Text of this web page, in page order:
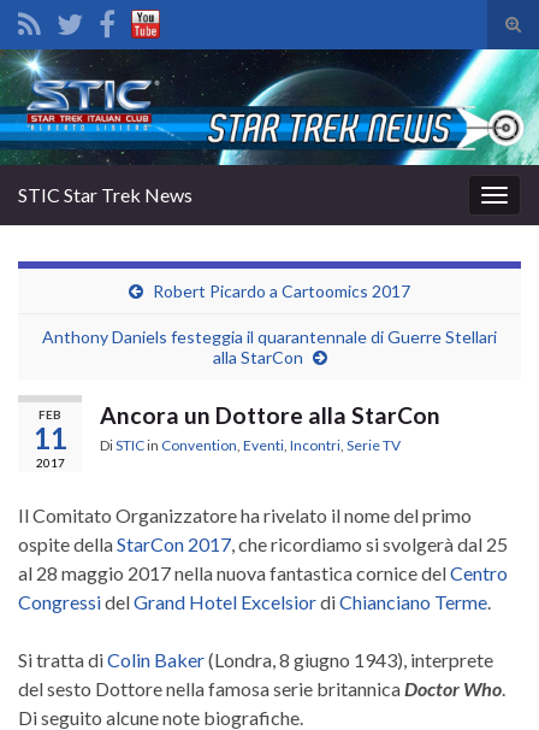
il
di
Search for:
la
STIC Star Trek News
Robert Picardo a Cartoomics 2017
Anthony Daniels festeggia il quarantennale di Guerre Stellari
alla StarCon
FEB
11
2017
Ancora un Dottore alla StarCon
DiSTICin Convention Eventi Incontri Serie TV
Il Comitato Organizzatore ha rivelato il nome del primo
ospite dellaStarCon 2017 , che ricordiamo si svolgerà dal 25
al 28 maggio 2017 nella nuova fantastica cornice delCentro
CongressidelGrand Hotel ExcelsiordiChianciano Terme
Si tratta diColin Baker(Londra, 8 giugno 1943), interprete
del sesto Dottore nella famosa serie britannica Doctor Who
Di seguito alcune note biografiche.